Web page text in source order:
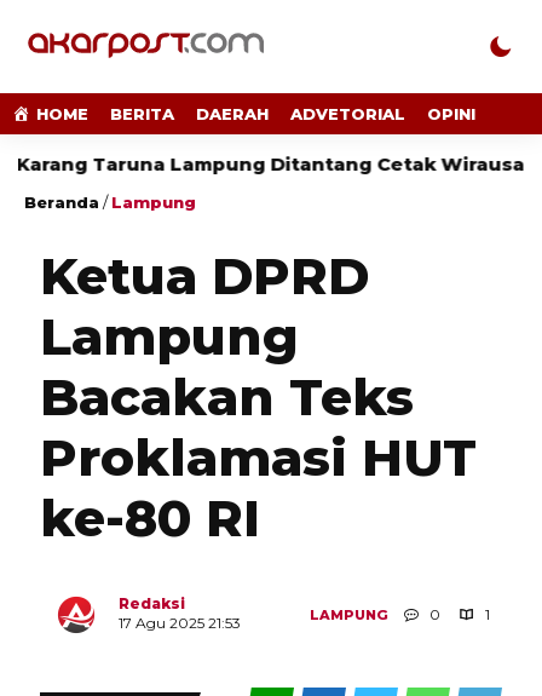
HOME BERITA DAERAH ADVETORIAL OPINI
Taruna Lampung Ditantang Cetak Wirausaha
Beranda /Lampung
Ketua DPRD
Lampung
Bacakan Teks
Proklamasi HUT
ke-80 RI
Redaksi
17 Agu 2025 21:53
LAMPUNG 0 1